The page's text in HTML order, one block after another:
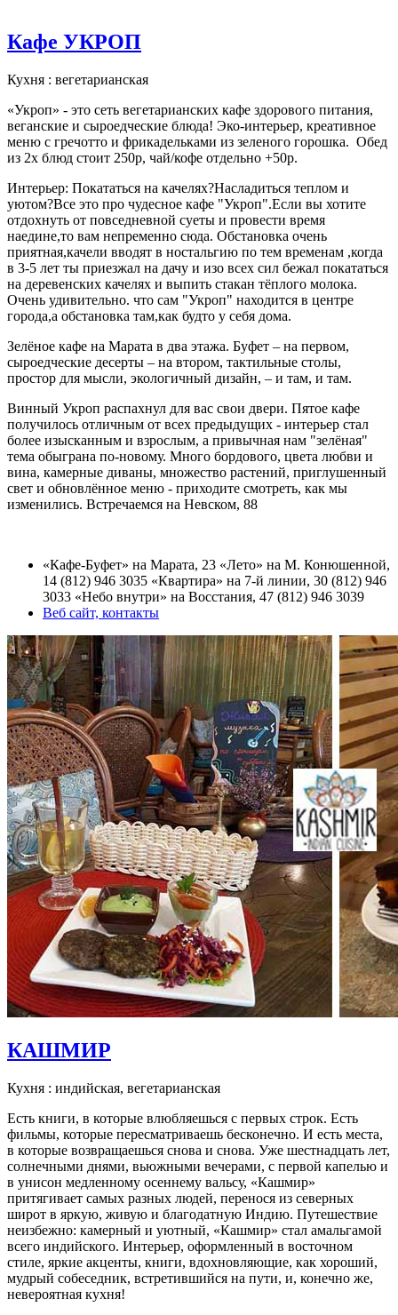
Кафе УКРОП
Кухня : вегетарианская
«Укроп» - это сеть вегетарианских кафе здорового питания,
веганские и сыроедческие блюда! Эко-интерьер, креативное
меню с гречотто и фрикадельками из зеленого горошка. Обед
из 2х блюд стоит 250р, чай/кофе отдельно +50р.
Интерьер: Покататься на качелях?Насладиться теплом и
уютом?Все это про чудесное кафе "Укроп".Если вы хотите
отдохнуть от повседневной суеты и провести время
наедине,то вам непременно сюда. Обстановка очень
приятная,качели вводят в ностальгию по тем временам ,когда
в 3-5 лет ты приезжал на дачу и изо всех сил бежал покататься
на деревенских качелях и выпить стакан тёплого молока.
Очень удивительно. что сам "Укроп" находится в центре
города,а обстановка там,как будто у себя дома.
Зелёное кафе на Марата в два этажа. Буфет – на первом,
сыроедческие десерты – на втором, тактильные столы,
простор для мысли, экологичный дизайн, – и там, и там.
Винный Укроп распахнул для вас свои двери. Пятое кафе
получилось отличным от всех предыдущих - интерьер стал
более изысканным и взрослым, а привычная нам "зелёная"
тема обыграна по-новому. Много бордового, цвета любви и
вина, камерные диваны, множество растений, приглушенный
свет и обновлённое меню - приходите смотреть, как мы
изменились. Встречаемся на Невском, 88
«Кафе-Буфет» на Марата, 23 «Лето» на М. Конюшенной,
14 (812) 946 3035 «Квартира» на 7-й линии, 30 (812) 946
3033 «Небо внутри» на Восстания, 47 (812) 946 3039
Веб сайт, контакты
КАШМИР
Кухня : индийская, вегетарианская
Есть книги, в которые влюбляешься c первых строк. Есть
фильмы, которые пересматриваешь бесконечно. И есть места,
в которые возвращаешься снова и снова. Уже шестнадцать лет,
солнечными днями, вьюжными вечерами, c первой капелью и
в унисон медленному осеннему вальсу, «Кашмир»
притягивает самых разных людей, перенося из северных
широт в яркую, живую и благодатную Индию. Путешествие
неизбежно: камерный и уютный, «Кашмир» стал амальгамой
всего индийского. Интерьер, оформленный в восточном
стиле, яркие акценты, книги, вдохновляющие, как хороший,
мудрый собеседник, встретившийся на пути, и, конечно же,
невероятная кухня!